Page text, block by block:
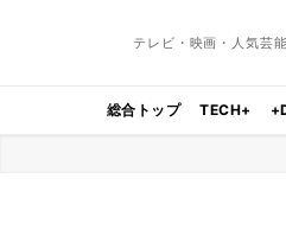
テレビ・映画・人気芸
総合トップ TECH+